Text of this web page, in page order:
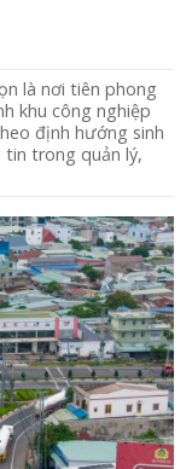
là nơi tiên phong
khu công nghiệp
định hướng sinh
trong quản lý,